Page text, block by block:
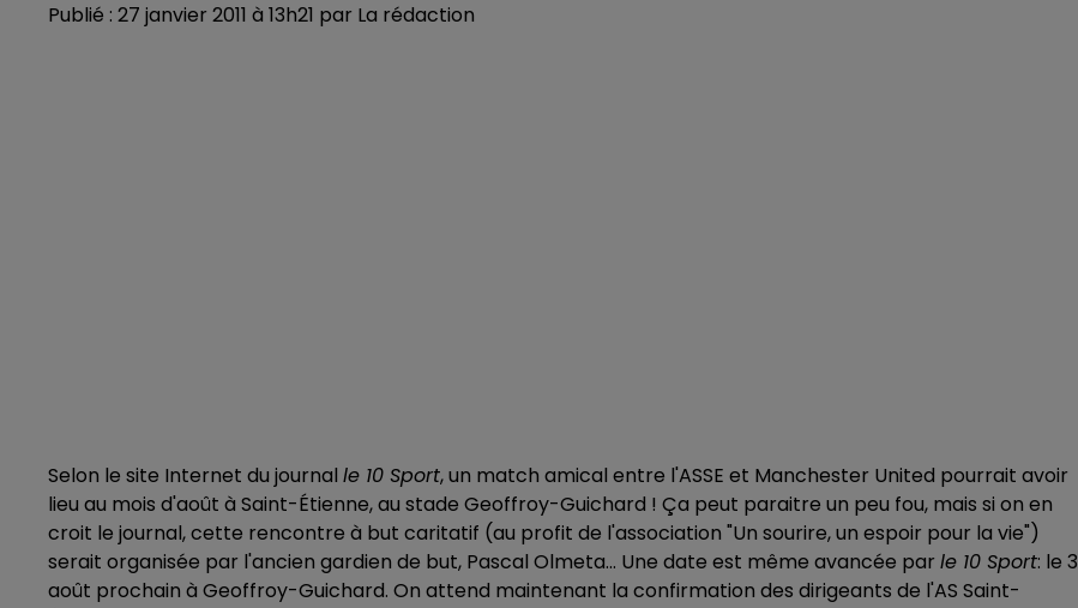
Publié : 27 janvier 2011 à 13h21 par La rédaction
Selon le site Internet du journal le 10 Sport, un match amical entre l'ASSE et Manchester United pourrait avoir
lieu au mois d'août à Saint-Étienne, au stade Geoffroy-Guichard ! Ça peut paraitre un peu fou, mais si on en
croit le journal, cette rencontre à but caritatif (au profit de l'association "Un sourire, un espoir pour la vie")
serait organisée par l'ancien gardien de but, Pascal Olmeta... Une date est même avancée par le 10 Sport: le 3
août prochain à Geoffroy-Guichard. On attend maintenant la confirmation des dirigeants de l'AS Saint-